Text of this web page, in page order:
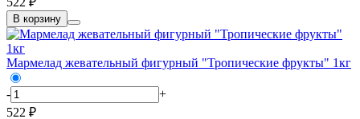
В корзину
Мармелад жевательный фигурный "Тропические фрукты" 1кг
-
+
522 ₽